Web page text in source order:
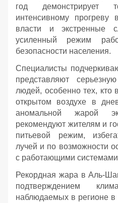
год демонстрирует
интенсивному прогреву
власти и экстренные
усиленный режим
безопасности населения.
Специалисты
представляют
людей, особенно тех, кто
открытом воздухе в
аномальной жарой
рекомендуют жителям и
питьевой режим,
лучей и по возможности
с работающими
Рекордная жара в Аль-
подтверждением
наблюдаемых в регионе в